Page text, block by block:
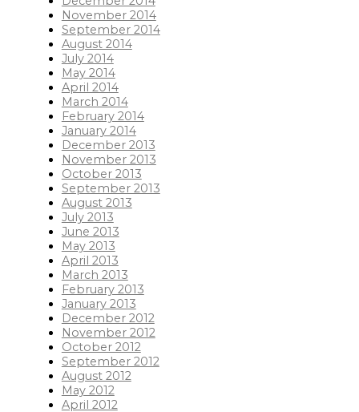
November 2014
September 2014
August 2014
July 2014
May 2014
April 2014
March 2014
February 2014
January 2014
December 2013
November 2013
October 2013
September 2013
August 2013
July 2013
June 2013
May 2013
April 2013
March 2013
February 2013
January 2013
December 2012
November 2012
October 2012
September 2012
August 2012
May 2012
April 2012